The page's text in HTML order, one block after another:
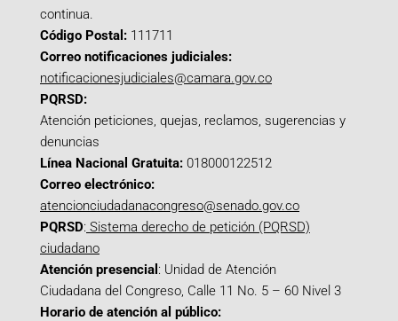
continua.
Código Postal: 111711
Correo notificaciones judiciales:
notificacionesjudiciales@camara.gov.co
PQRSD:
Atención peticiones, quejas, reclamos, sugerencias y
denuncias
Línea Nacional Gratuita: 018000122512
Correo electrónico:
atencionciudadanacongreso@senado.gov.co
PQRSD: Sistema derecho de petición (PQRSD)
ciudadano
Atención presencial : Unidad de Atención
Ciudadana del Congreso, Calle 11 No. 5 – 60 Nivel 3
Horario de atención al público: